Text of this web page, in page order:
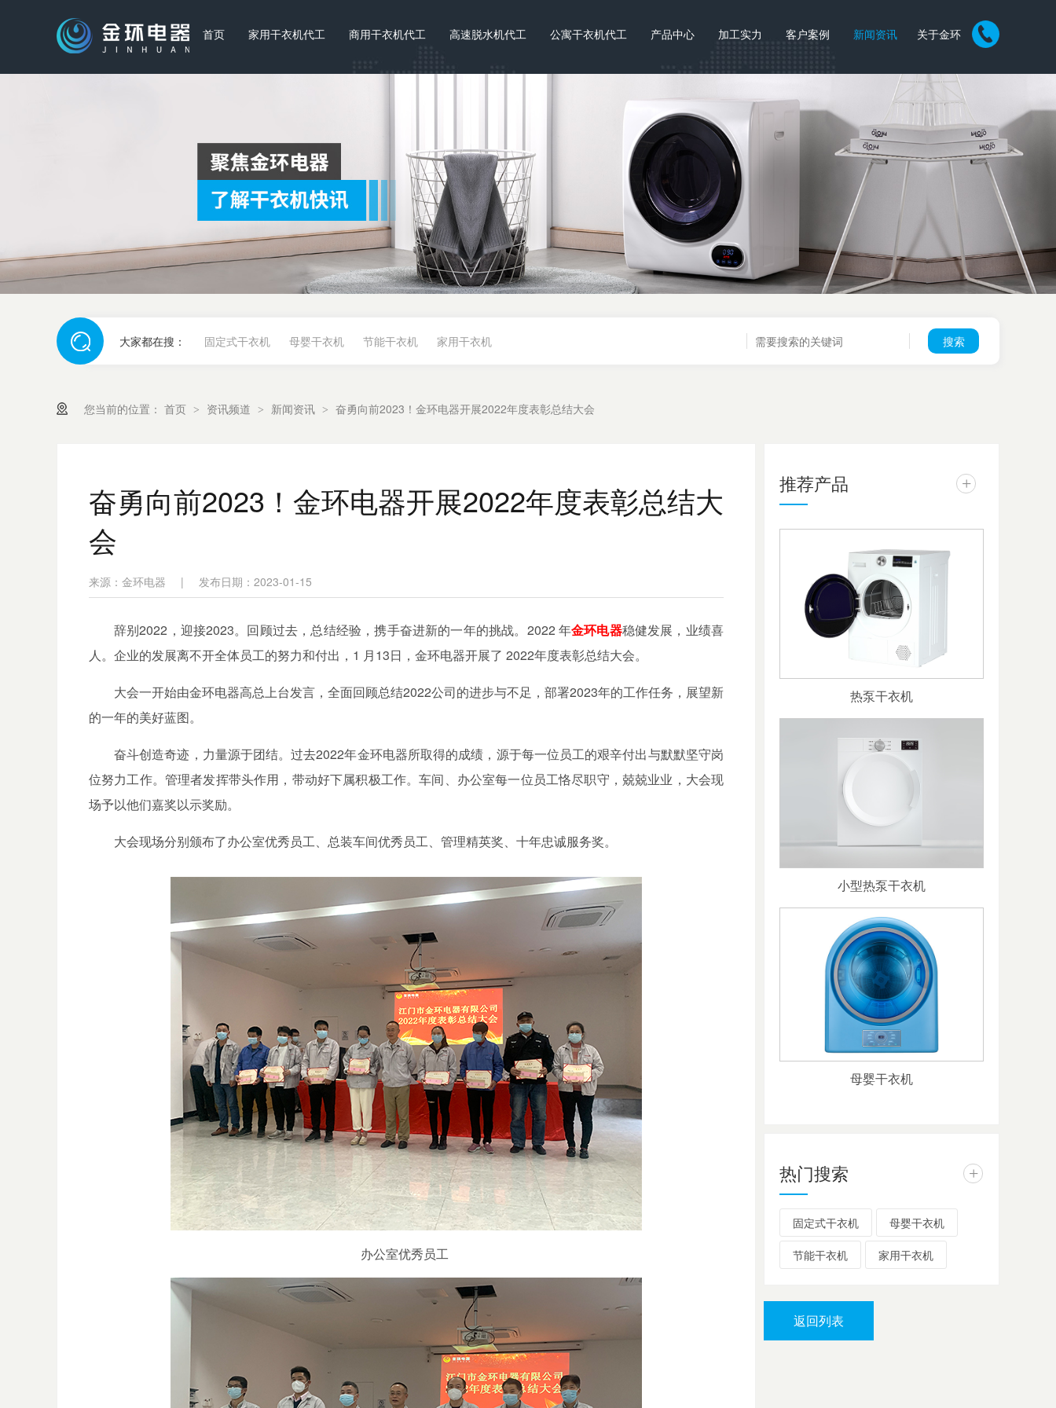
首页 家用干衣机代工 商用干衣机代工 高速脱水机代工 公寓干衣机代工 产品中心 加工实力 客户案例 新闻资讯 关于金环
大家都在搜： 固定式干衣机 母婴干衣机 节能干衣机 家用干衣机
您当前的位置： 首页 > 资讯频道 > 新闻资讯 > 奋勇向前2023！金环电器开展2022年度表彰总结大会
奋勇向前2023！金环电器开展2022年度表彰总结大
会
来源：金环电器 | 发布日期：2023-01-15
辞别2022 ，迎接2023。回顾过去，总结经验，携手奋进新的一年的挑战。 2022 年金环电器稳健发展，业绩喜
人。企业的发展离不开全体员工的努力和付出， 1 月13日，金环电器开展了 2022年度表彰总结大会。
大会一开始由金环电器高总上台发言，全面回顾总结2022公司的进步与不足，部署2023年的工作任务，展望新
的一年的美好蓝图。
奋斗创造奇迹，力量源于团结。过去2022年金环电器所取得的成绩，源于每一位员工的艰辛付出与默默坚守岗
位努力工作。管理者发挥带头作用，带动好下属积极工作。车间、办公室每一位员工恪尽职守 ，兢兢业业，大会现
场予以他们嘉奖以示奖励。
大会现场分别颁布了办公室优秀员工、总装车间优秀员工、管理精英奖、十年忠诚服务奖。
办公室优秀员工
推荐产品 +
热泵干衣机
小型热泵干衣机
母婴干衣机
热门搜索 +
固定式干衣机 母婴干衣机
节能干衣机 家用干衣机
返回列表